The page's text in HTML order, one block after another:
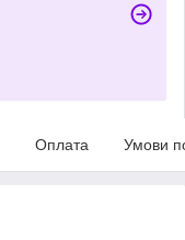
Оплата Умови